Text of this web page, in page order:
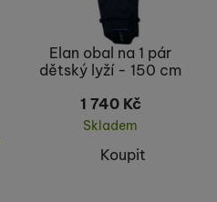
Elan obal na 1 pár
dětský lyží - 150 cm
1 740 Kč
Skladem
Koupit